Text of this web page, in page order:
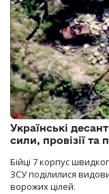
Українські
сили, провізії та
Бійці 7 корпус
ЗСУ поділилися
ворожих цілей.